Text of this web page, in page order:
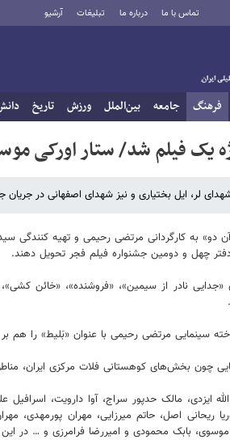
تماس با ما درباره ما تبلیغات آرشیو
فرهنگ جامعه بین‌الملل ورزش تاریخ
یک فیلم شد/ ستار اورکی
لر، ایل بختیاری و نیز شهدای اصفهانی در
«آن دو» به کارگردانی مرتضی رحیمی و تهیه
چهل و دومین جشنواره فیلم فجر تحویل دهند.
نادر از سیمین»، «فروشنده»، «خائن
سینمایی مرتضی رحیمی با عنوان «بَلیط» را هم
چون بخش‌های کوهستانی فلات مرکزی ایران،
الله ایزدی، مالک حدپور سراج، آوا دارویت،
ریحانی اصل، حاتم میرزایی، مهران
موسوی، بابک محمودی و امیررضا فرامرزی و … در